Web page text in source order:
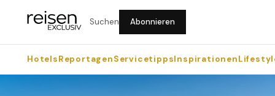
Suchen Abonnieren
HotelsReportagenServicetippsInspirationen